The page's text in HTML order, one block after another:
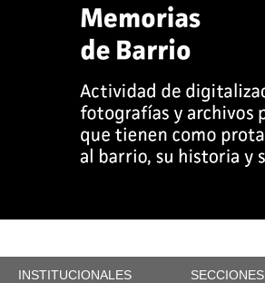
INSTITUCIONALES SECCIONES